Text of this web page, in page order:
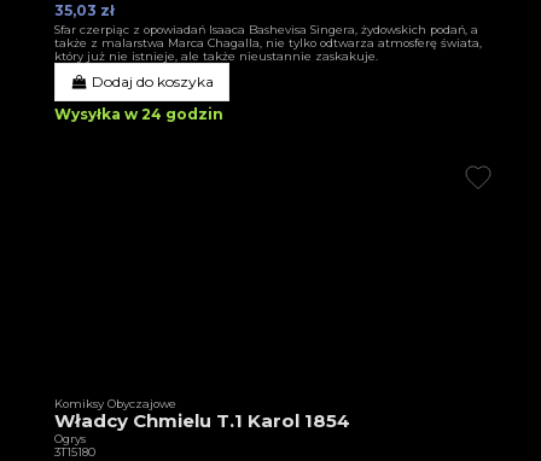
35,03 zł
Sfar czerpiąc z opowiadań Isaaca Bashevisa Singera, żydowskich podań, a
także z malarstwa Marca Chagalla, nie tylko odtwarza atmosferę świata,
który już nie istnieje, ale także nieustannie zaskakuje.
Dodaj do koszyka
Wysyłka w 24 godzin
Komiksy Obyczajowe
Władcy Chmielu T.1 Karol 1854
Ogrys
3T15180